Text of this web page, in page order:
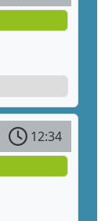
12:34